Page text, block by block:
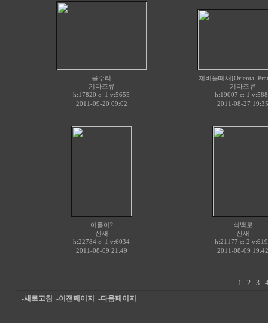
물수리
기타조류
h:17820 c: 1 v:5655
2011-09-20 09:02
제비물떼새[Oriental
기타조류
h:19007 c: 1
2011-08-27 19:35
이름이?
산새
h:22784 c: 1 v:6034
2011-08-09 21:49
쇠백로
산새
h:21177 c: 2
2011-08-09 19:42
1 2 3
-새로고침 -이전페이지 -다음페이지